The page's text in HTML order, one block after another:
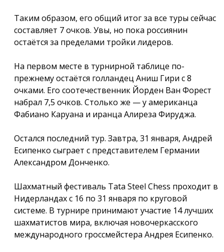
Таким образом, его общий итог за все туры сейчас
составляет 7 очков. Увы, но пока россиянин
остаётся за пределами тройки лидеров.
На первом месте в турнирной таблице по-
прежнему остаётся голландец Аниш Гири с 8
очками. Его соотечественник Йорден Ван Форест
набрал 7,5 очков. Столько же — у американца
Фабиано Каруана и иранца Алиреза Фируджа.
Остался последний тур. Завтра, 31 января, Андрей
Есипенко сыграет с представителем Германии
Александром Донченко.
Шахматный фестиваль Tata Steel Chess проходит в
Нидерландах с 16 по 31 января по круговой
системе. В турнире принимают участие 14 лучших
шахматистов мира, включая новочеркасского
международного гроссмейстера Андрея Есипенко.